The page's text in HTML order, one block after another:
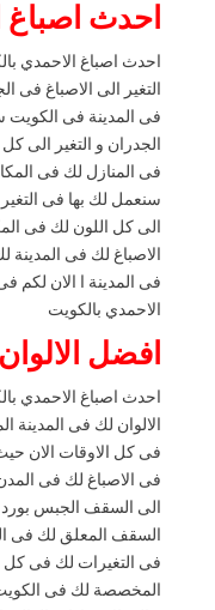
احدث اصباغ
احدث اصباغ الاحمدي
التغير الى الاصباغ فى
فى المدينة فى
الجدران و التغير الى كل
فى المنازل لك فى
سنعمل لك بها فى
الى كل اللون لك فى
الاصباغ لك فى المدينة
فى المدينة ا الان لكم
الاحمدي بالكويت
افضل
احدث اصباغ الاحمدي
الالوان لك فى المدينة
فى كل الاوقات الان
فى الاصباغ لك فى المدن
الى السقف الجبس بورد
السقف المعلق لك فى
فى التغيرات لك فى كل
المخصصة لك فى الكويت